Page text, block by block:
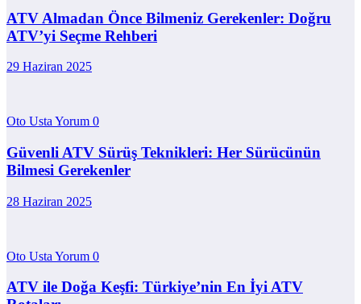
ATV Almadan Önce Bilmeniz Gerekenler: Doğru
ATV’yi Seçme Rehberi
29 Haziran 2025
Oto Usta Yorum 0
Güvenli ATV Sürüş Teknikleri: Her Sürücünün
Bilmesi Gerekenler
28 Haziran 2025
Oto Usta Yorum 0
ATV ile Doğa Keşfi: Türkiye’nin En İyi ATV